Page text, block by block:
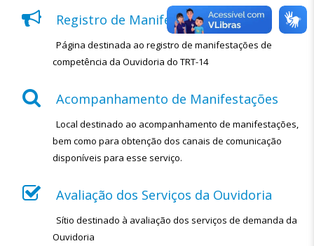
Registro de Manifestações
Página destinada ao registro de manifestações de
competência da Ouvidoria do TRT-14
Acompanhamento de Manifestações
Local destinado ao acompanhamento de manifestações,
bem como para obtenção dos canais de comunicação
disponíveis para esse serviço.
Avaliação dos Serviços da Ouvidoria
Sítio destinado à avaliação dos serviços de demanda da
Ouvidoria